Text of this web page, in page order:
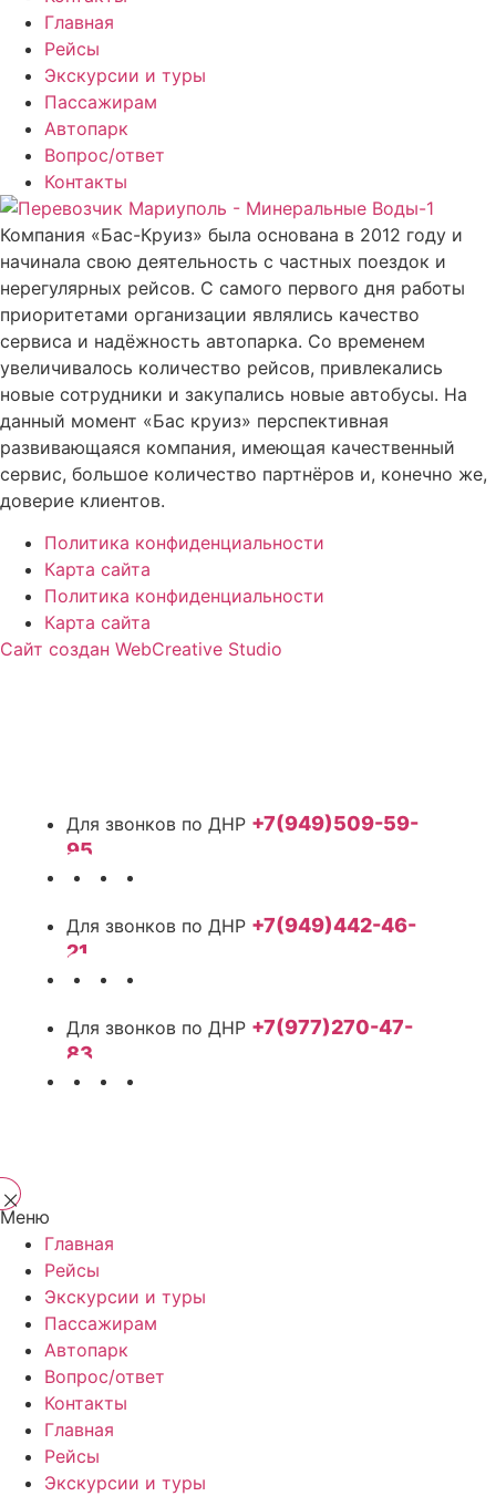
Главная
Рейсы
Экскурсии и туры
Пассажирам
Автопарк
Вопрос/ответ
Контакты
Компания «Бас-Круиз» была основана в 2012 году и
начинала свою деятельность с частных поездок и
нерегулярных рейсов. С самого первого дня работы
приоритетами организации являлись качество
сервиса и надёжность автопарка. Со временем
увеличивалось количество рейсов, привлекались
новые сотрудники и закупались новые автобусы. На
данный момент «Бас круиз» перспективная
развивающаяся компания, имеющая качественный
сервис, большое количество партнёров и, конечно же,
доверие клиентов.
Политика конфиденциальности
Карта сайта
Политика конфиденциальности
Карта сайта
Сайт создан WebCreative Studio
+7(949)509-59-
95
+7(949)442-46-
21
+7(977)270-47-
83
Меню
Главная
Рейсы
Экскурсии и туры
Пассажирам
Автопарк
Вопрос/ответ
Контакты
Главная
Рейсы
Экскурсии и туры